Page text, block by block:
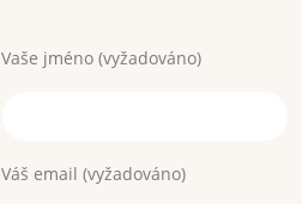
Vaše jméno (vyžadováno)
Váš email (vyžadováno)